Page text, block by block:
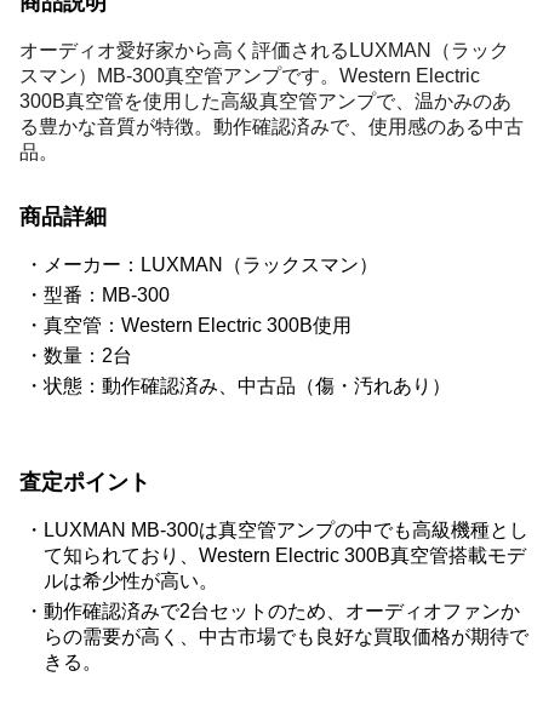
オーディオ愛好家から高く評価されるLUXMAN（ラック
スマン）MB-300真空管アンプです。Western Electric
300B真空管を使用した高級真空管アンプで、温かみのあ
る豊かな音質が特徴。動作確認済みで、使用感のある中古
品。
商品詳細
メーカー：LUXMAN（ラックスマン）
型番：MB-300
真空管：Western Electric 300B使用
数量：2台
状態：動作確認済み、中古品（傷・汚れあり）
査定ポイント
LUXMAN MB-300は真空管アンプの中でも高級機種とし
て知られており、Western Electric 300B真空管搭載モデ
ルは希少性が高い。
動作確認済みで2台セットのため、オーディオファンか
らの需要が高く、中古市場でも良好な買取価格が期待で
きる。